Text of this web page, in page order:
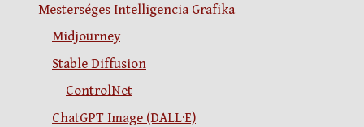
Mesterséges Intelligencia Grafika
Midjourney
Stable Diffusion
ControlNet
ChatGPT Image (DALL·E)